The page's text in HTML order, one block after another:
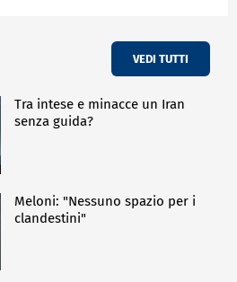
VEDI TUTTI
Tra intese e minacce un Iran
senza guida?
Meloni: "Nessuno spazio per i
clandestini"